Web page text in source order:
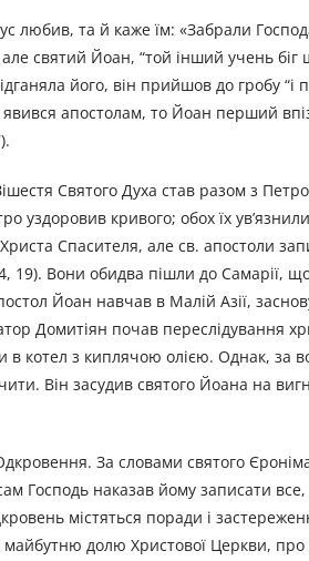
любив, та й каже їм: «Забрали
святий Йоан, “той інший учень
його, він прийшов до гробу “і
явився апостолам, то Йоан перший
Святого Духа став разом з
уздоровив кривого; обох їх
Спасителя, але св. апостоли
19). Вони обидва пішли до Самарії,
Йоан навчав в Малій Азії,
Домитіян почав переслідування
в котел з киплячою олією. Однак, за
Він засудив святого Йоана на
За словами святого
Господь наказав йому записати
містяться поради і
майбутню долю Христової Церкви, про